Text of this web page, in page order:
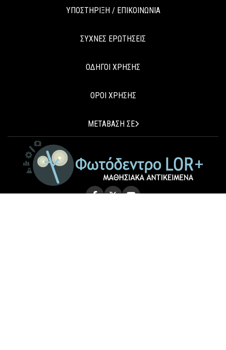
ΥΠΟΣΤΗΡΙΞΗ / ΕΠΙΚΟΙΝΩΝΙΑ
ΣΥΧΝΕΣ ΕΡΩΤΗΣΕΙΣ
ΟΔΗΓΟΙ ΧΡΗΣΗΣ
ΟΡΟΙ ΧΡΗΣΗΣ
ΜΕΤΑΒΑΣΗ ΣΕ